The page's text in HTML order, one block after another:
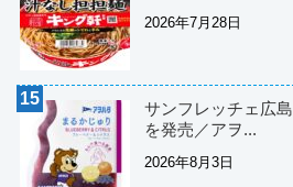
2026年7月28日
サンフレッチェ広
を発売／アヲ...
2026年8月3日